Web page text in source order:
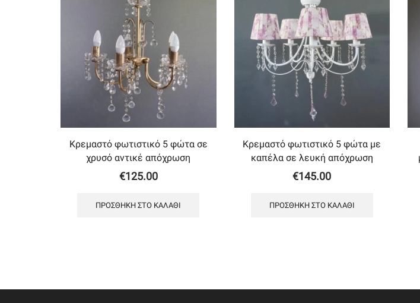
Κρεμαστό φωτιστικό 5 φώτα σε
χρυσό αντικέ απόχρωση
€125.00
ΠΡΟΣΘΉΚΗ ΣΤΟ ΚΑΛΆΘΙ
Κρεμαστό φωτιστικό 5 φώτα με
καπέλα σε λευκή απόχρωση
€145.00
ΠΡΟΣΘΉΚΗ ΣΤΟ ΚΑΛΆΘΙ